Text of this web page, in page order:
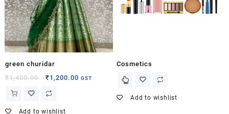
green churidar
₹1,400.00 ₹1,200.00 GST
Add to wishlist
Cosmetics
Add to wishlist